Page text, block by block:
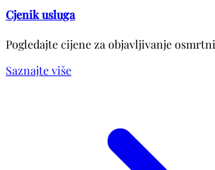
Cjenik usluga
Pogledajte cijene za objavljivanje
Saznajte više